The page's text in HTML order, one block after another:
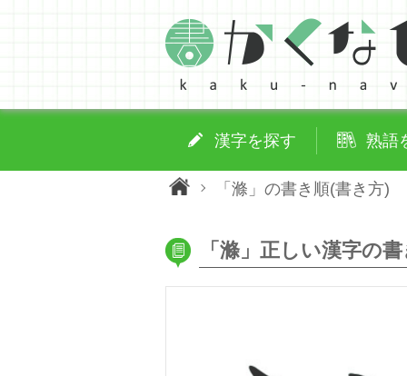
漢字を探す 熟語
「滌」の書き順(書き方)
「滌」正しい漢字の